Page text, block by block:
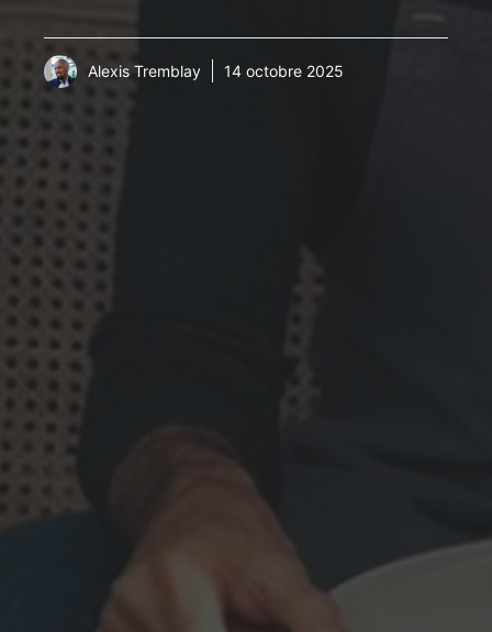
Alexis Tremblay 14 octobre 2025